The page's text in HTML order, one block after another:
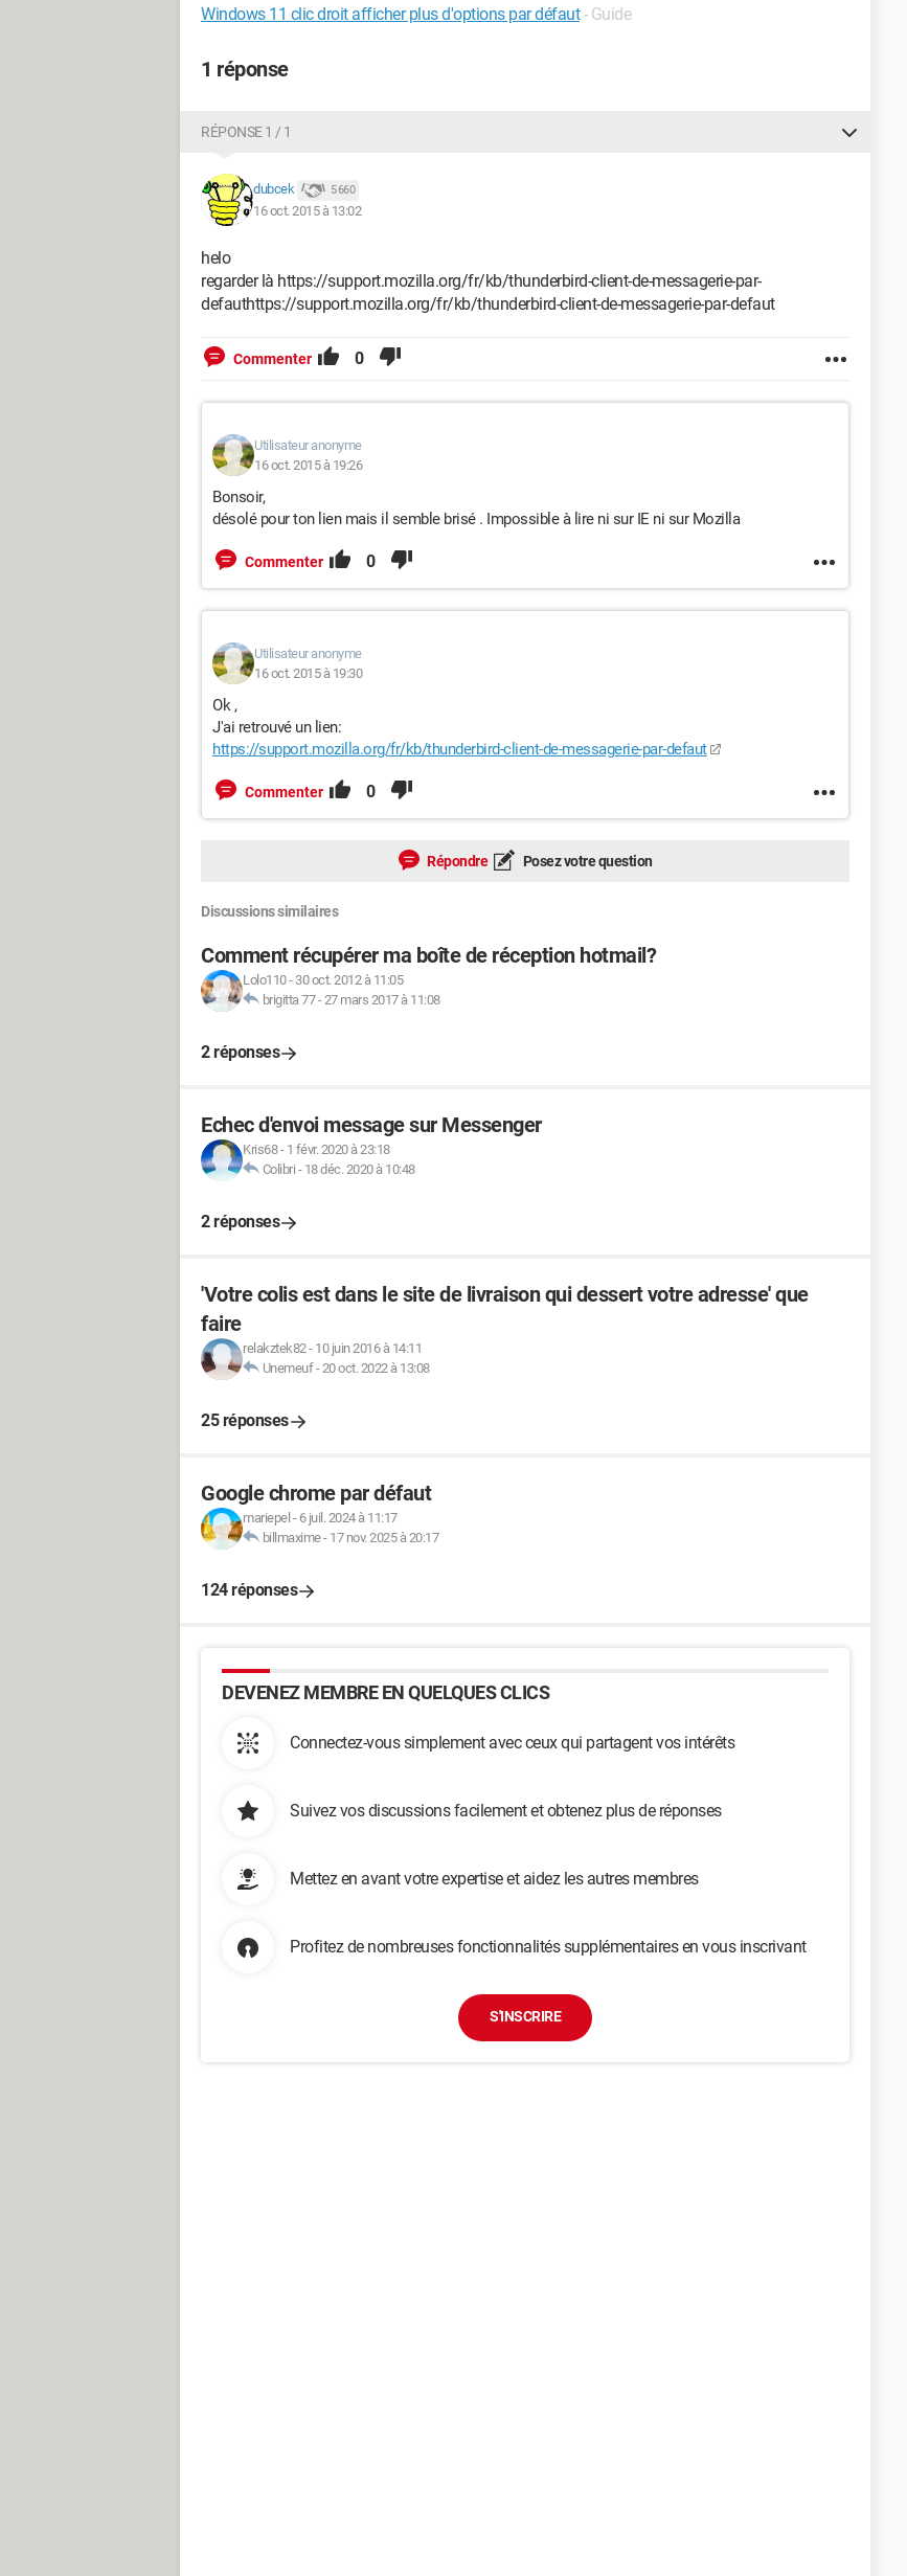
Windows 11 clic droit afficher plus d'options par défaut - Guide
1 réponse
RÉPONSE 1 / 1
dubcek 5 660
16 oct. 2015 à 13:02
helo
regarder là https://support.mozilla.org/fr/kb/thunderbird-client-de-messagerie-par-
defauthttps://support.mozilla.org/fr/kb/thunderbird-client-de-messagerie-par-defaut
Commenter 0
Utilisateur anonyme
16 oct. 2015 à 19:26
Bonsoir,
désolé pour ton lien mais il semble brisé . Impossible à lire ni sur IE ni sur Mozilla
Commenter 0
Utilisateur anonyme
16 oct. 2015 à 19:30
Ok ,
J'ai retrouvé un lien:
https://support.mozilla.org/fr/kb/thunderbird-client-de-messagerie-par-defaut
Commenter 0
Répondre Posez votre question
Discussions similaires
Comment récupérer ma boîte de réception hotmail?
Lolo110- 30 oct. 2012 à 11:05
brigitta 77-27 mars 2017 à 11:08
2 réponses
Echec d'envoi message sur Messenger
Kris68- 1 févr. 2020 à 23:18
Colibri - 18 déc. 2020 à 10:48
2 réponses
'Votre colis est dans le site de livraison qui dessert votre adresse' que
faire
relakztek82- 10 juin 2016 à 14:11
Unemeuf-20 oct. 2022 à 13:08
25 réponses
Google chrome par défaut
mariepel - 6 juil. 2024 à 11:17
billmaxime- 17 nov. 2025 à 20:17
124 réponses
DEVENEZ MEMBRE EN QUELQUES CLICS
Connectez-vous simplement avec ceux qui partagent vos intérêts
Suivez vos discussions facilement et obtenez plus de réponses
Mettez en avant votre expertise et aidez les autres membres
Profitez de nombreuses fonctionnalités supplémentaires en vous inscrivant
S'INSCRIRE